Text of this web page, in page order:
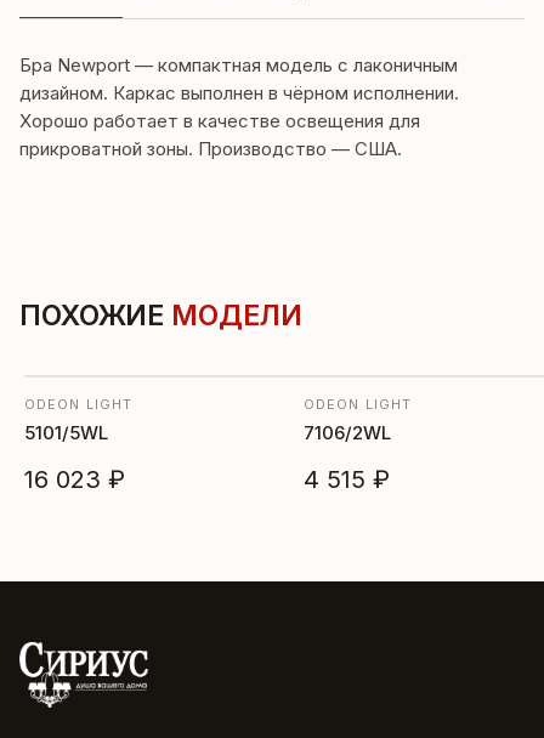
Бра Newport — компактная модель с лаконичным
дизайном. Каркас выполнен в чёрном исполнении.
Хорошо работает в качестве освещения для
прикроватной зоны. Производство — США.
ПОХОЖИЕ МОДЕЛИ
ODEON LIGHT
5101/5WL
16 023 ₽
ODEON LIGHT
7106/2WL
4 515 ₽